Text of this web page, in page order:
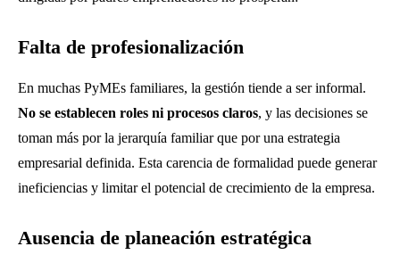
Falta de profesionalización
En muchas PyMEs familiares, la gestión tiende a ser informal.
No se establecen roles ni procesos claros, y las decisiones se
toman más por la jerarquía familiar que por una estrategia
empresarial definida. Esta carencia de formalidad puede generar
ineficiencias y limitar el potencial de crecimiento de la empresa.
Ausencia de planeación estratégica